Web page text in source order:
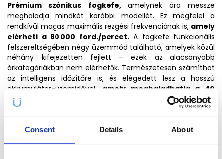
Consent Details About
Prémium szónikus fogkefe,amelynek ára messze
meghaladja mindkét korábbi modellét. Ez megfelel a
rendkívül magas maximális rezgési frekvenciának is, amely
elérheti a 80 000 ford./percet.A fogkefe funkcionális
felszereltségében négy üzemmód található, amelyek közül
néhány kifejezetten fejlett – ezek az alacsonyabb
árkategóriákban nem elérhetők. Természetesen számíthat
az intelligens időzítőre is, és elégedett lesz a hosszú
akkumulátor-üzemidővel, amely meghaladhatja a 40
napot.